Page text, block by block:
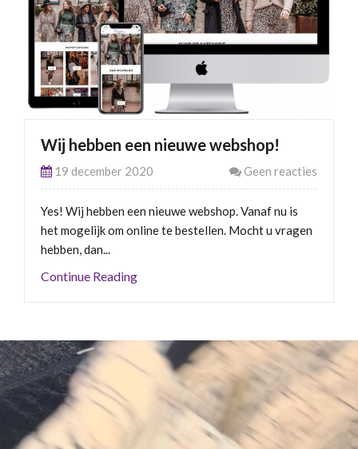
Wij hebben een nieuwe webshop!
19 december 2020 Geen reacties
Yes! Wij hebben een nieuwe webshop. Vanaf nu is
het mogelijk om online te bestellen. Mocht u vragen
hebben, dan...
Continue Reading